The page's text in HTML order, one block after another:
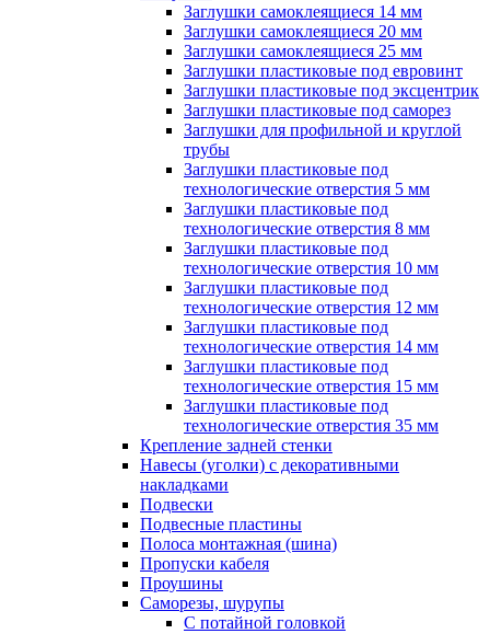
Заглушки самоклеящиеся 14 мм
Заглушки самоклеящиеся 20 мм
Заглушки самоклеящиеся 25 мм
Заглушки пластиковые под евровинт
Заглушки пластиковые под эксцентрик
Заглушки пластиковые под саморез
Заглушки для профильной и круглой
трубы
Заглушки пластиковые под
технологические отверстия 5 мм
Заглушки пластиковые под
технологические отверстия 8 мм
Заглушки пластиковые под
технологические отверстия 10 мм
Заглушки пластиковые под
технологические отверстия 12 мм
Заглушки пластиковые под
технологические отверстия 14 мм
Заглушки пластиковые под
технологические отверстия 15 мм
Заглушки пластиковые под
технологические отверстия 35 мм
Крепление задней стенки
Навесы (уголки) с декоративными
накладками
Подвески
Подвесные пластины
Полоса монтажная (шина)
Пропуски кабеля
Проушины
Саморезы, шурупы
С потайной головкой